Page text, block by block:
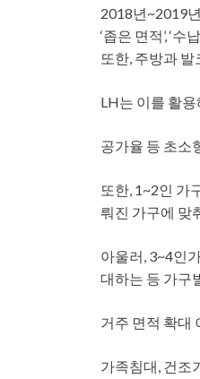
2018년~2019
‘좁은 면적’, ‘
또한, 주방과
LH는 이를 활
공가율 등 초소
또한, 1~2인 가
뤄진 가구에 맞
아울러, 3~4인
대하는 등 가구
거주 면적 확대
가족침대, 건조